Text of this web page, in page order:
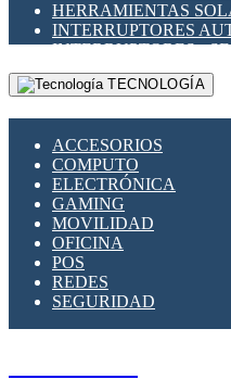
HERRAMIENTAS
INTERRUPTORES
INTERRUPTORES -
FOTOVOLTÁICOS
MONTAJE PANEL
SUPRESOR DE
APLICACIONES
TECNOLOGÍA
ACCESORIOS
COMPUTO
ELECTRÓNICA
GAMING
MOVILIDAD
OFICINA
POS
REDES
SEGURIDAD